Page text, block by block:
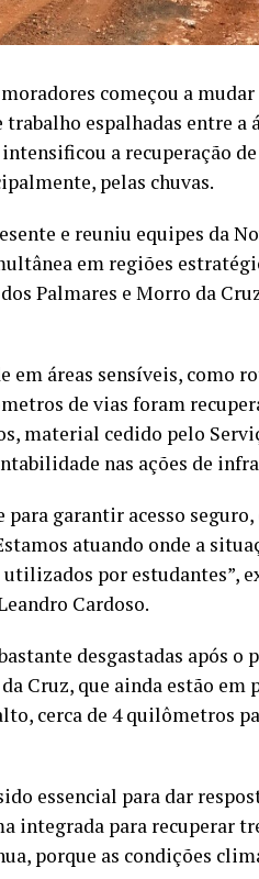
começou a mudar
espalhadas entre a
a recuperação de
pelas chuvas.
e reuniu equipes da
em regiões
Palmares e Morro da
áreas sensíveis, como
de vias foram
material cedido pelo
nas ações de
garantir acesso
atuando onde a
por estudantes”,
Cardoso.
desgastadas após o
Cruz, que ainda estão em
cerca de 4 quilômetros
essencial para dar
integrada para recuperar
porque as condições